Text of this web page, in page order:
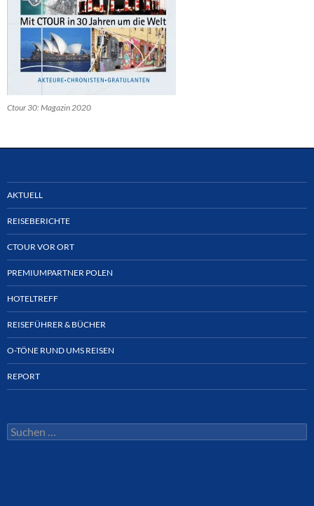
Ctour 30: Magazin 2020
AKTUELL
REISEBERICHTE
CTOUR VOR ORT
PREMIUMPARTNER POLEN
HOTELTREFF
REISEFÜHRER & BÜCHER
O-TÖNE RUND UMS REISEN
REPORT
Suchen
nach: